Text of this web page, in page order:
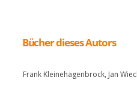
Frank Kleinehagenbrock, Jan
Bücher dieses Autors